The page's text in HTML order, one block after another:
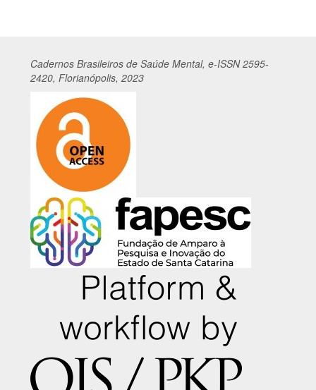
Cadernos Brasileiros de Saúde Mental, e-ISSN 2595-
2420, Florianópolis, 2023